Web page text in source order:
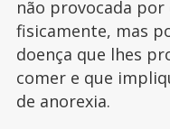
não provocada
fisicamente, mas
doença que lhes
comer e que
de anorexia.